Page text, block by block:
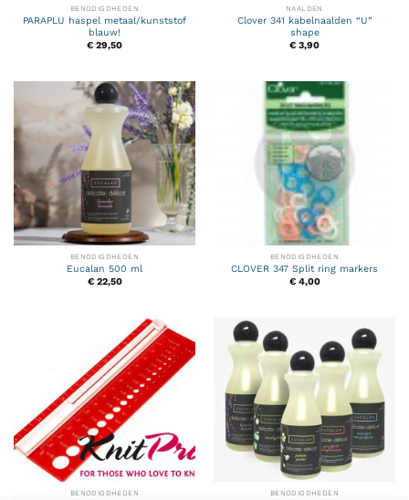
BENODIGDHEDEN
PARAPLU haspel metaal/kunststof
blauw!
€ 29,50
NAALDEN
Clover 341 kabelnaalden “U”
shape
€ 3,90
BENODIGDHEDEN
Eucalan 500 ml
€22,50
BENODIGDHEDEN
CLOVER 347 Split ring markers
€4,00
BENODIGDHEDEN BENODIGDHEDEN